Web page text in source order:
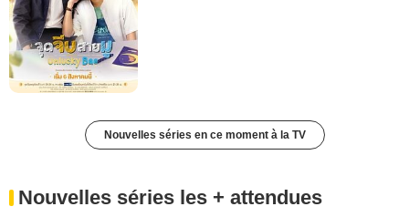
Nouvelles séries en ce moment à la TV
Nouvelles séries les + attendues